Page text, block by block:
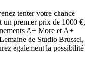
tenter votre chance
un premier prix de 1000 €,
A+ More et A+
de Studio Brussel,
également la possibilité